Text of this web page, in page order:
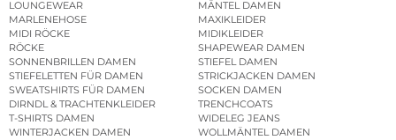
LOUNGEWEAR
MÄNTEL DAMEN
MARLENEHOSE
MAXIKLEIDER
MIDI RÖCKE
MIDIKLEIDER
RÖCKE
SHAPEWEAR DAMEN
SONNENBRILLEN DAMEN
STIEFEL DAMEN
STIEFELETTEN FÜR DAMEN
STRICKJACKEN DAMEN
SWEATSHIRTS FÜR DAMEN
SOCKEN DAMEN
DIRNDL & TRACHTENKLEIDER
TRENCHCOATS
T-SHIRTS DAMEN
WIDELEG JEANS
WINTERJACKEN DAMEN
WOLLMÄNTEL DAMEN